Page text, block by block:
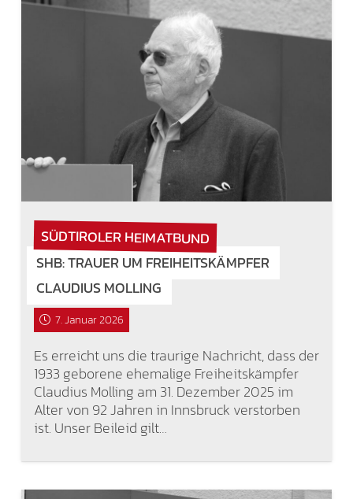
SÜDTIROLER HEIMATBUND
SHB: TRAUER UM FREIHEITSKÄMPFER
CLAUDIUS MOLLING
7. Januar 2026
Es erreicht uns die traurige Nachricht, dass der
1933 geborene ehemalige Freiheitskämpfer
Claudius Molling am 31. Dezember 2025 im
Alter von 92 Jahren in Innsbruck verstorben
ist. Unser Beileid gilt…